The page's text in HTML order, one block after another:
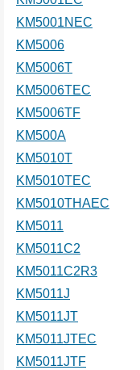
KM5001NEC
KM5006
KM5006T
KM5006TEC
KM5006TF
KM500A
KM5010T
KM5010TEC
KM5010THAEC
KM5011
KM5011C2
KM5011C2R3
KM5011J
KM5011JT
KM5011JTEC
KM5011JTF